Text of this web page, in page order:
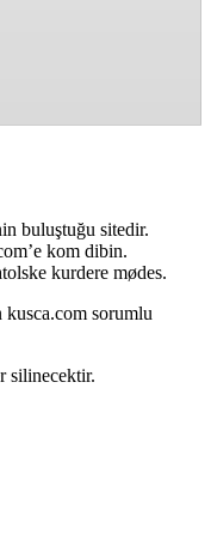
buluştuğu sitedir.
kom dibin.
kurdere mødes.
kusca.com sorumlu
silinecektir.